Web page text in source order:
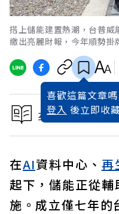
搭上儲能建置熱潮，台普
繳出亮麗財報，今年順勢掛
喜歡這篇文章
登入 後立即收
本文出自 2026 /
在AI資料中心、 再
起下，儲能正從
施。成立僅七年的